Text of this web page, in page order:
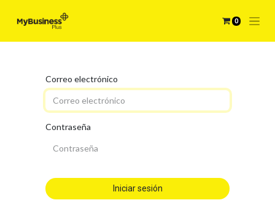
0
Correo electrónico
Contraseña
Iniciar sesión